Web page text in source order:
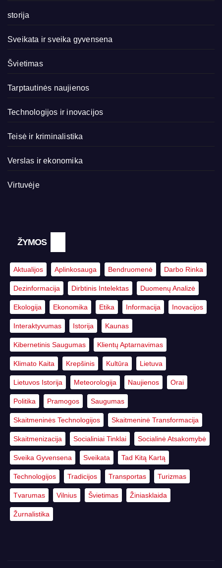
storija
Sveikata ir sveika gyvensena
Švietimas
Tarptautinės naujienos
Technologijos ir inovacijos
Teisė ir kriminalistika
Verslas ir ekonomika
Virtuvėje
ŽYMOS
Aktualijos Aplinkosauga Bendruomenė Darbo Rinka
Dezinformacija Dirbtinis Intelektas Duomenų Analizė
Ekologija Ekonomika Etika Informacija Inovacijos
Interaktyvumas Istorija Kaunas
Kibernetinis Saugumas Klientų Aptarnavimas
Klimato Kaita Krepšinis Kultūra Lietuva
Lietuvos Istorija Meteorologija Naujienos Orai
Politika Pramogos Saugumas
Skaitmeninės Technologijos Skaitmeninė Transformacija
Skaitmenizacija Socialiniai Tinklai Socialinė Atsakomybė
Sveika Gyvensena Sveikata Tad Kitą Kartą
Technologijos Tradicijos Transportas Turizmas
Tvarumas Vilnius Švietimas Žiniasklaida
Žurnalistika